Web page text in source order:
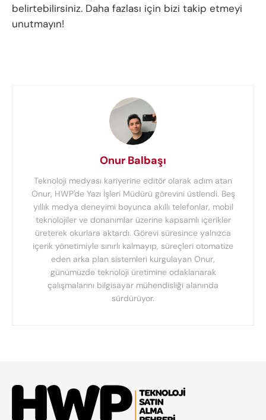
belirtebilirsiniz. Daha fazlası için bizi takip etmeyi
unutmayın!
Onur Balbaşı
Teknoloji medyası kariyerine editör olarak adım atan
Onur, HWP'de Yazı İşleri Müdürü görevini üstlendi. Beş
yıllık medya deneyimi boyunca akıllı telefonlar, mobil
teknolojiler ve donanımlar üzerine kapsamlı içerikler
üreterek okurlara aktardı. Görevi süresince yalnızca
içerik yönetimiyle sınırlı kalmayıp, süreçleri otomatize
eden arka plan sistemleri kurgulayan Onur,
günümüzde teknoloji üretimine odaklanarak
çalışmalarını bilgisayar mühendisliği alanında
sürdürüyor.